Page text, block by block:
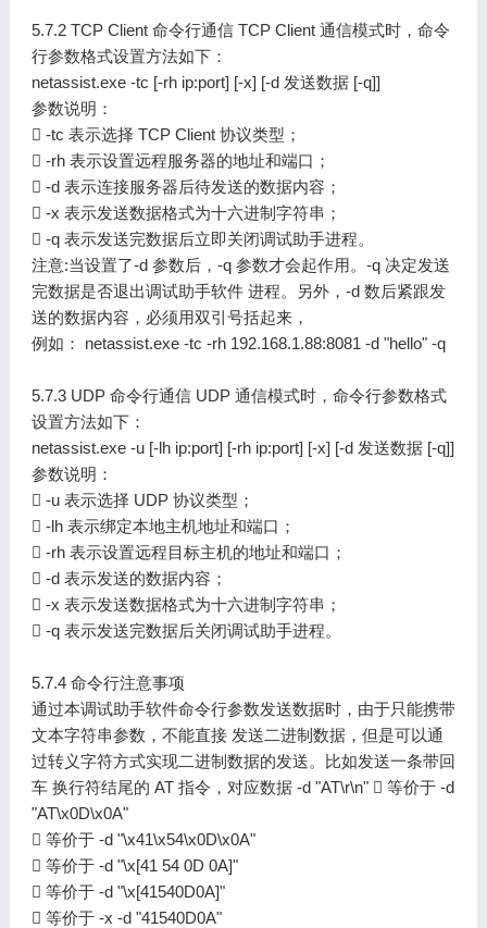
5.7.2 TCP Client 命令行通信 TCP Client 通信模式时，命令
行参数格式设置方法如下：
netassist.exe -tc [-rh ip:port] [-x] [-d 发送数据 [-q]]
参数说明：
 -tc 表示选择 TCP Client 协议类型；
 -rh 表示设置远程服务器的地址和端口；
 -d 表示连接服务器后待发送的数据内容；
 -x 表示发送数据格式为十六进制字符串；
 -q 表示发送完数据后立即关闭调试助手进程。
注意:当设置了-d 参数后，-q 参数才会起作用。-q 决定发送
完数据是否退出调试助手软件 进程。另外，-d 数后紧跟发
送的数据内容，必须用双引号括起来，
例如： netassist.exe -tc -rh 192.168.1.88:8081 -d "hello" -q
5.7.3 UDP 命令行通信 UDP 通信模式时，命令行参数格式
设置方法如下：
netassist.exe -u [-lh ip:port] [-rh ip:port] [-x] [-d 发送数据 [-q]]
参数说明：
 -u 表示选择 UDP 协议类型；
 -lh 表示绑定本地主机地址和端口；
 -rh 表示设置远程目标主机的地址和端口；
 -d 表示发送的数据内容；
 -x 表示发送数据格式为十六进制字符串；
 -q 表示发送完数据后关闭调试助手进程。
5.7.4 命令行注意事项
通过本调试助手软件命令行参数发送数据时，由于只能携带
文本字符串参数，不能直接 发送二进制数据，但是可以通
过转义字符方式实现二进制数据的发送。比如发送一条带回
车 换行符结尾的 AT 指令，对应数据 -d "AT\r\n"  等价于 -d
"AT\x0D\x0A"
 等价于 -d "\x41\x54\x0D\x0A"
 等价于 -d "\x[41 54 0D 0A]"
 等价于 -d "\x[41540D0A]"
 等价于 -x -d "41540D0A"